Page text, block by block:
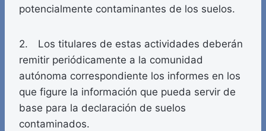
potencialmente contaminantes de los suelos.
2. Los titulares de estas actividades deberán
remitir periódicamente a la comunidad
autónoma correspondiente los informes en los
que figure la información que pueda servir de
base para la declaración de suelos
contaminados.